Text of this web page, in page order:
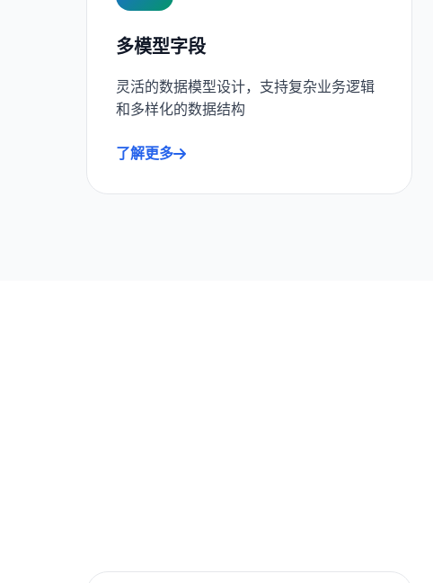
多模型字段
灵活的数据模型设计，支持复杂业务逻辑
和多样化的数据结构
了解更多